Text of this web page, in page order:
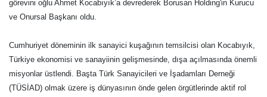
görevini oğlu Ahmet Kocabıyık’a devrederek Borusan Holding'in Kurucu
ve Onursal Başkanı oldu.
Cumhuriyet döneminin ilk sanayici kuşağının temsilcisi olan Kocabıyık,
Türkiye ekonomisi ve sanayiinin gelişmesinde, dışa açılmasında önemli
misyonlar üstlendi. Başta Türk Sanayicileri ve İşadamları Derneği
(TÜSİAD) olmak üzere iş dünyasının önde gelen örgütlerinde aktif rol